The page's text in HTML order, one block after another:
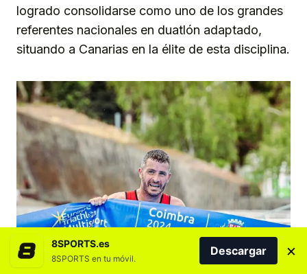
logrado consolidarse como uno de los grandes
referentes nacionales en duatlón adaptado,
situando a Canarias en la élite de esta disciplina.
8SPORTS.es
8SPORTS en tu móvil.
Descargar ×